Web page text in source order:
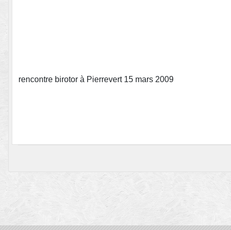
rencontre birotor à Pierrevert 15 mars 2009